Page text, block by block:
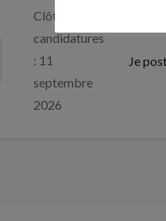
Clôture des
candidatures
: 11
septembre
2026
Je